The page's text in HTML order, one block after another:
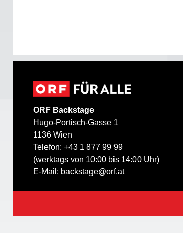
ORF Backstage
Hugo-Portisch-Gasse 1
1136 Wien
Telefon: +43 1 877 99 99
(werktags von 10:00 bis 14:00 Uhr)
E-Mail: backstage@orf.at